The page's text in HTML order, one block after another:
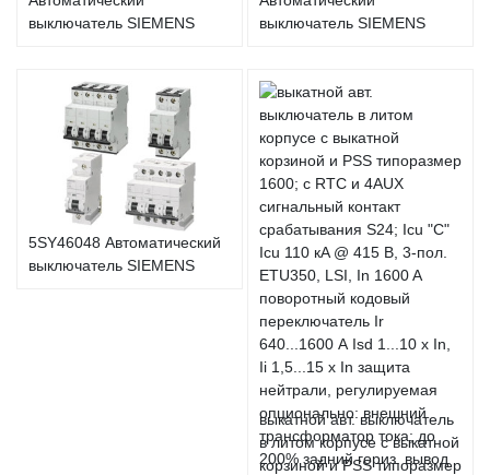
выключатель SIEMENS
выключатель SIEMENS
5SY46048 Автоматический
выключатель SIEMENS
выкатной авт. выключатель
в литом корпусе с выкатной
корзиной и PSS типоразмер